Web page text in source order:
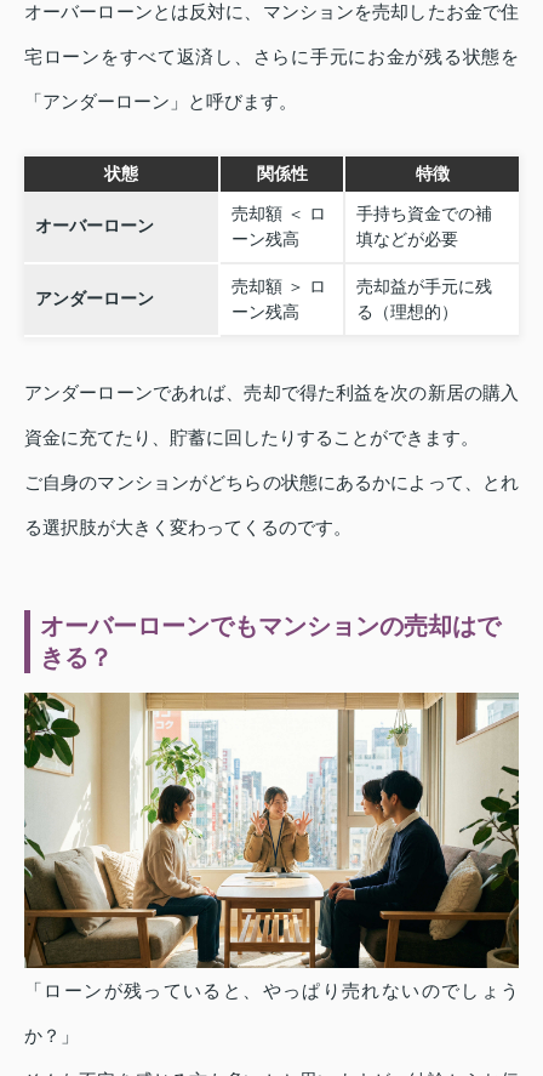
オーバーローンとは反対に、マンションを売却したお金で住
宅ローンをすべて返済し、さらに手元にお金が残る状態を
「アンダーローン」と呼びます。
状態 関係性 特徴
オーバーローン
売却額 ＜ ロ
ーン残高
手持ち資金での補
填などが必要
アンダーローン
売却額 ＞ ロ
ーン残高
売却益が手元に残
る（理想的）
アンダーローンであれば、売却で得た利益を次の新居の購入
資金に充てたり、貯蓄に回したりすることができます。
ご自身のマンションがどちらの状態にあるかによって、とれ
る選択肢が大きく変わってくるのです。
オーバーローンでもマンションの売却はで
きる？
「ローンが残っていると、やっぱり売れないのでしょう
か？」